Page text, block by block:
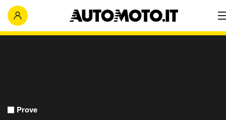
Prove